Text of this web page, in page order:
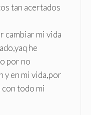
tan acertados
cambiar mi vida
he
por no
y en mi vida,por
con todo mi